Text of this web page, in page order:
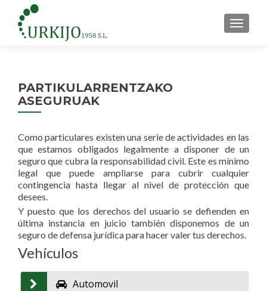
PARTIKULARRENTZAKO
ASEGURUAK
Como particulares existen una serie de actividades en las
que estamos obligados legalmente a disponer de un
seguro que cubra la responsabilidad civil. Este es mínimo
legal que puede ampliarse para cubrir cualquier
contingencia hasta llegar al nivel de protección que
desees.
Y puesto que los derechos del usuario se defienden en
última instancia en juicio también disponemos de un
seguro de defensa jurídica para hacer valer tus derechos.
Vehículos
Automovil